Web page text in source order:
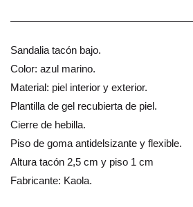
Sandalia tacón bajo.
Color: azul marino.
Material: piel interior y exterior.
Plantilla de gel recubierta de piel.
Cierre de hebilla.
Piso de goma antidelsizante y flexible.
Altura tacón 2,5 cm y piso 1 cm
Fabricante: Kaola.